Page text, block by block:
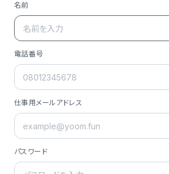
名前
電話番号
仕事用メールアドレス
パスワード